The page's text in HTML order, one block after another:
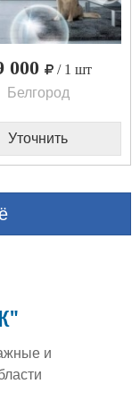
000
/ 1 шт
Белгород
Уточнить
и